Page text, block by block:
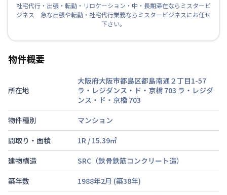
社宅代行・出張・転勤・リロケーション・中・長期滞在ならミスタービ
ジネス 急な出張や転勤・社宅代行業務ならミスタービジネスにお任せ
下さい。
物件概要
所在地
大阪府大阪市都島区都島南通２丁目1-57
ラ・レジダンス・ド・京橋 703 ラ・レジダ
ンス・ド・京橋 703
物件種別
マンション
間取り・面積
1R / 15.39㎡
建物構造
SRC（鉄骨鉄筋コンクリート造）
築年数
1988年2月 (築38年)